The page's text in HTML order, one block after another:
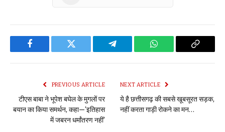
Facebook Twitter Telegram WhatsApp Copy
PREVIOUS ARTICLE
टीएस बाबा ने भूपेश बघेल के मुगलों पर
बयान का किया समर्थन, कहा—‘इतिहास
में जबरन धर्मांतरण नहीं’
NEXT ARTICLE
ये है छत्तीसगढ़ की सबसे खूबसूरत सड़क,
नहीं करता गाड़ी रोकने का मन…